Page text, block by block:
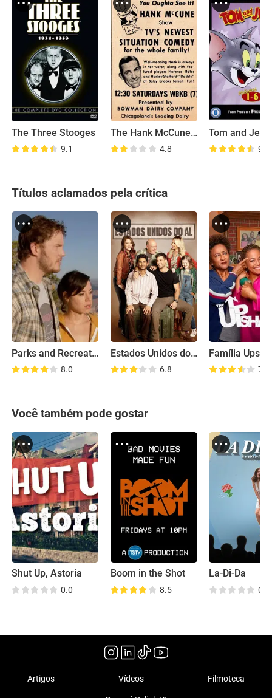
The Three Stooges
9.1
The Hank McCune Show
4.8 9.2
Títulos aclamados pela crítica
Parks and Recreation: Road Trip
8.0
Estados Unidos do Al
6.8
Família
7.1
Você também pode gostar
Shut Up, Astoria
0.0
Boom in the Shot
8.5
La-Di-Da
0.0
Artigos Vídeos Filmoteca